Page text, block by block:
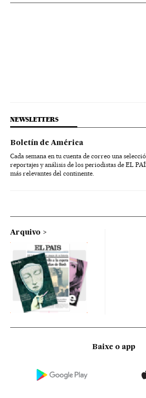
NEWSLETTERS
Boletín de América
Cada semana en tu cuenta de correo una
reportajes y análisis de los periodistas de EL
más relevantes del continente.
Arquivo
Baixe o app